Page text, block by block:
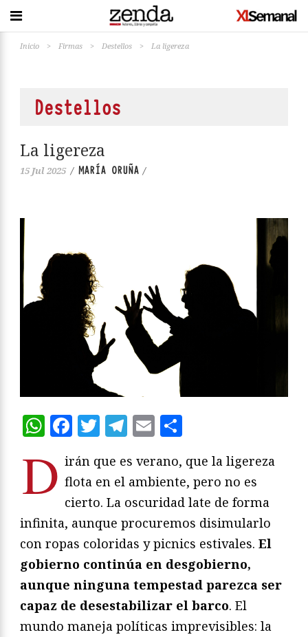
Inicio > Firmas > Destellos > La ligereza
Destellos
La ligereza
15 Jul 2025 / MARÍA ORUÑA /
WhatsApp
Facebook
Twitter
Telegram
Email
D irán que es verano, que la ligereza
flota en el ambiente, pero no es
cierto. La oscuridad late de forma
infinita, aunque procuremos disimularlo
con ropas coloridas y picnics estivales. El
gobierno continúa en desgobierno,
aunque ninguna tempestad parezca ser
capaz de desestabilizar el barco. El
mundo maneja políticas imprevisibles: la